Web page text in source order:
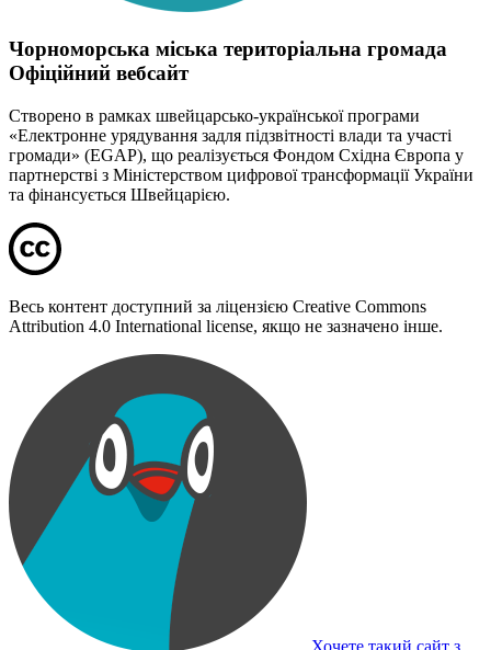
Чорноморська міська територіальна громада
Офіційний вебсайт
Створено в рамках швейцарсько-української програми
«Електронне урядування задля підзвітності влади та участі
громади» (EGAP), що реалізується Фондом Східна Європа у
партнерстві з Міністерством цифрової трансформації України
та фінансується Швейцарією.
Весь контент доступний за ліцензією Creative Commons
Attribution 4.0 International license, якщо не зазначено інше.
Хочете такий сайт з